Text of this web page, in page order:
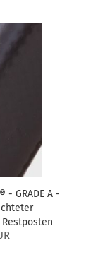
- GRADE A -